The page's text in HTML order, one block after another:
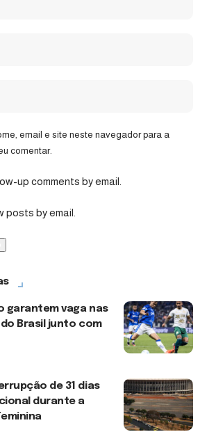
email e site neste navegador para a
comentar.
up comments by email.
posts by email.
garantem vaga nas
Brasil junto com
de 31 dias
durante a